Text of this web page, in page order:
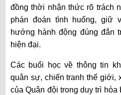
đồng thời nhận thức rõ trách
phán đoán tình huống, giữ
hướng hành động đúng đắn
hiện đại.
Các buổi học về thông tin
quân sự, chiến tranh thế giới,
của Quân đội trong duy trì